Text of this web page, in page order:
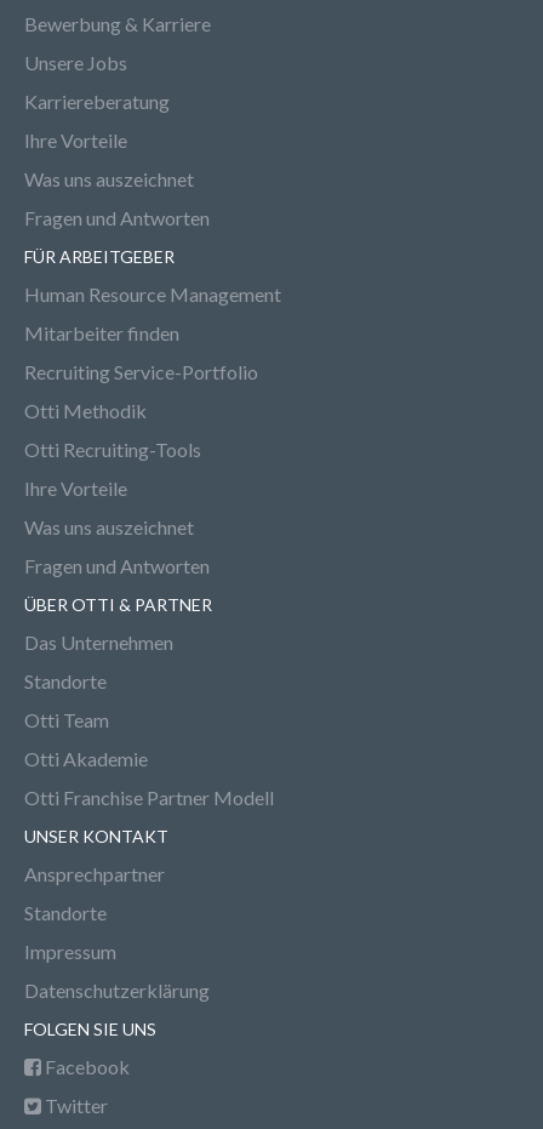
Bewerbung & Karriere
Unsere Jobs
Karriereberatung
Ihre Vorteile
Was uns auszeichnet
Fragen und Antworten
FÜR ARBEITGEBER
Human Resource Management
Mitarbeiter finden
Recruiting Service-Portfolio
Otti Methodik
Otti Recruiting-Tools
Ihre Vorteile
Was uns auszeichnet
Fragen und Antworten
ÜBER OTTI & PARTNER
Das Unternehmen
Standorte
Otti Team
Otti Akademie
Otti Franchise Partner Modell
UNSER KONTAKT
Ansprechpartner
Standorte
Impressum
Datenschutzerklärung
FOLGEN SIE UNS
Facebook
Twitter